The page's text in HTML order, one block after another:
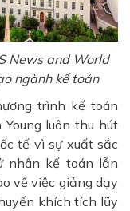
News and World
ngành kế toán
trình kế toán
luôn thu hút
tế vì sự xuất sắc
nhân kế toán lẫn
về việc giảng dạy
khích tích lũy